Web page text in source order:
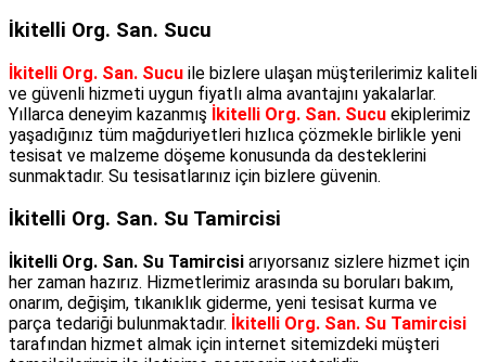
İkitelli Org. San. Sucu
İkitelli Org. San. Sucu ile bizlere ulaşan müşterilerimiz kaliteli
ve güvenli hizmeti uygun fiyatlı alma avantajını yakalarlar.
Yıllarca deneyim kazanmış İkitelli Org. San. Sucu ekiplerimiz
yaşadığınız tüm mağduriyetleri hızlıca çözmekle birlikle yeni
tesisat ve malzeme döşeme konusunda da desteklerini
sunmaktadır. Su tesisatlarınız için bizlere güvenin.
İkitelli Org. San. Su Tamircisi
İkitelli Org. San. Su Tamircisi arıyorsanız sizlere hizmet için
her zaman hazırız. Hizmetlerimiz arasında su boruları bakım,
onarım, değişim, tıkanıklık giderme, yeni tesisat kurma ve
parça tedariği bulunmaktadır. İkitelli Org. San. Su Tamircisi
tarafından hizmet almak için internet sitemizdeki müşteri